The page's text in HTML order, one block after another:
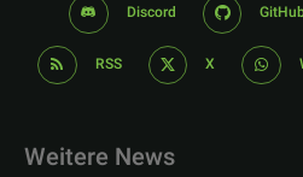
Discord
RSS X
Weitere News